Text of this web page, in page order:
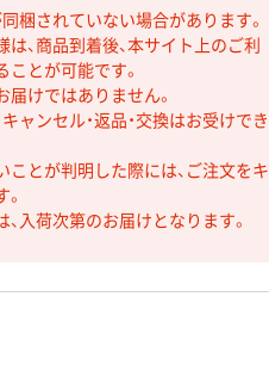
梱されていない場合があります。
、商品到着後、本サイト上のご利
とが可能です。
けではありません。
ャンセル・返品・交換はお受けでき
とが判明した際には、ご注文をキ
入荷次第のお届けとなります。